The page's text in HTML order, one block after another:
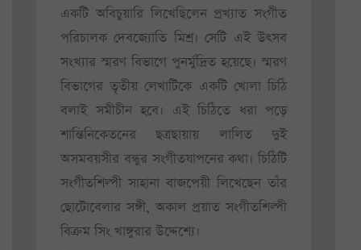
একটি অবিচুয়ারি লিখেছিলেন প্রখ্যাত সংগীত
পরিচালক দেবজ্যোতি মিশ্র। সেটি এই উৎসব
সংখ্যার স্মরণ বিভাগে পুনর্মুদ্রিত হয়েছে। স্মরণ
বিভাগের তৃতীয় লেখাটিকে একটি খোলা চিঠি
বলাই সমীচীন হবে। এই চিঠিতে ধরা পড়ে
শান্তিনিকেতনের ছত্রছায়ায় লালিত দুই
অসমবয়সীর বন্ধুর সংগীতযাপনের কথা। চিঠিটি
সংগীতশিল্পী সাহানা বাজপেয়ী লিখেছেন তাঁর
ছোটোবেলার সঙ্গী, অকাল প্রয়াত সংগীতশিল্পী
বিক্রম সিং খাঙ্গুরার উদ্দেশ্যে।